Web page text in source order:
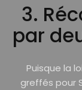
3.
par
Puisque la
greffés pour